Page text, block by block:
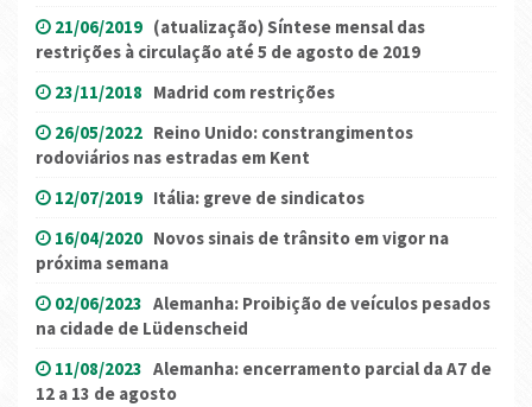
21/06/2019 (atualização) Síntese mensal das
restrições à circulação até 5 de agosto de 2019
23/11/2018 Madrid com restrições
26/05/2022 Reino Unido: constrangimentos
rodoviários nas estradas em Kent
12/07/2019 Itália: greve de sindicatos
16/04/2020 Novos sinais de trânsito em vigor na
próxima semana
02/06/2023 Alemanha: Proibição de veículos pesados
na cidade de Lüdenscheid
11/08/2023 Alemanha: encerramento parcial da A7 de
12 a 13 de agosto